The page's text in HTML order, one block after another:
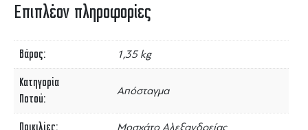
Επιπλέον πληροφορίες
Βάρος 1,35 kg
Κατηγορία
Ποτού
Απόσταγμα
Μοσχάτο Αλεξανδρείας